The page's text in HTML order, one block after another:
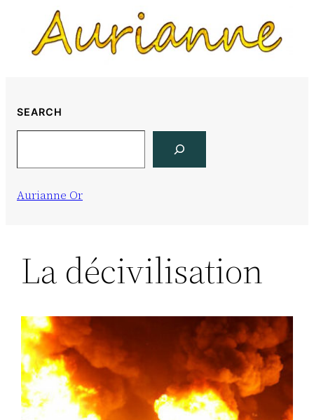
content
SEARCH
Aurianne Or
La décivilisation